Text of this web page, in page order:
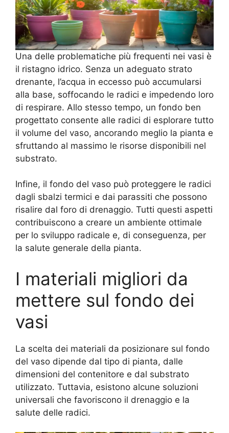
Una delle problematiche più frequenti nei vasi è
il ristagno idrico. Senza un adeguato strato
drenante, l’acqua in eccesso può accumularsi
alla base, soffocando le radici e impedendo loro
di respirare. Allo stesso tempo, un fondo ben
progettato consente alle radici di esplorare tutto
il volume del vaso, ancorando meglio la pianta e
sfruttando al massimo le risorse disponibili nel
substrato.
Infine, il fondo del vaso può proteggere le radici
dagli sbalzi termici e dai parassiti che possono
risalire dal foro di drenaggio. Tutti questi aspetti
contribuiscono a creare un ambiente ottimale
per lo sviluppo radicale e, di conseguenza, per
la salute generale della pianta.
I materiali migliori da
mettere sul fondo dei
vasi
La scelta dei materiali da posizionare sul fondo
del vaso dipende dal tipo di pianta, dalle
dimensioni del contenitore e dal substrato
utilizzato. Tuttavia, esistono alcune soluzioni
universali che favoriscono il drenaggio e la
salute delle radici.